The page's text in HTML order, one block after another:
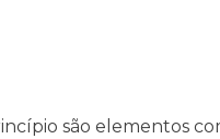
são elementos